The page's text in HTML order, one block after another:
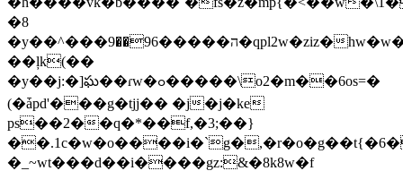
�8
�y��^���ה�����96��9�qpl2w�ziz�hw�w����;�>mw��
��ļk(��
�y��j:�]ఘ��ɾw�ߋ�����\o2�m��6os=�
(�ǡpd'���g�tjj�� �j�j�ke
ps��2��q�*��f,�3;��}
�_~wt���d��i����gz:&�8k8w�f